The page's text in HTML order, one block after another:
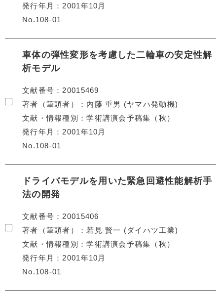
発行年月
2001年10月
No.108-01
車体の弾性変形を考慮した二輪車の安定性解
析モデル
文献番号
20015469
著者（筆頭者）
内藤 重男 (ヤマハ発動機)
文献・情報種別
学術講演会予稿集（秋）
発行年月
2001年10月
No.108-01
ドライバモデルを用いた緊急回避性能解析手
法の開発
文献番号
20015406
著者（筆頭者）
若見 賢一 (ダイハツ工業)
文献・情報種別
学術講演会予稿集（秋）
発行年月
2001年10月
No.108-01